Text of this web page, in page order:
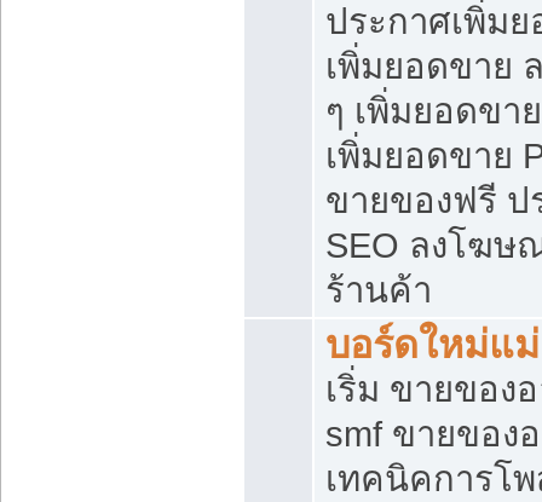
ประกาศเพิ่ม
เพิ่มยอดขาย
ๆ เพิ่มยอดขา
เพิ่มยอดขาย
ขายของฟรี ป
SEO ลงโฆษ
ร้านค้า
บอร์ดใหม่แ
เริ่ม ขายของ
smf ขายของ
เทคนิคการโ